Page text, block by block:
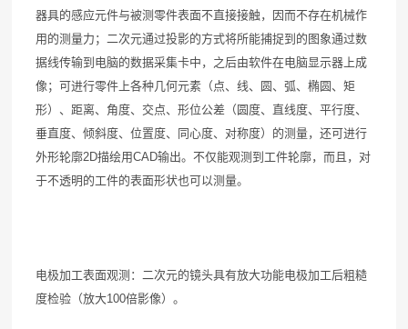
器具的感应元件与被测零件表面不直接接触，因而不存在机械作
用的测量力；二次元通过投影的方式将所能捕捉到的图象通过数
据线传输到电脑的数据采集卡中，之后由软件在电脑显示器上成
像；可进行零件上各种几何元素（点、线、圆、弧、椭圆、矩
形）、距离、角度、交点、形位公差（圆度、直线度、平行度、
垂直度、倾斜度、位置度、同心度、对称度）的测量，还可进行
外形轮廓2D描绘用CAD输出。不仅能观测到工件轮廓，而且，对
于不透明的工件的表面形状也可以测量。
电极加工表面观测：二次元的镜头具有放大功能电极加工后粗糙
度检验（放大100倍影像）。